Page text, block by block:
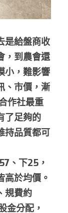
是給盤商收
，到農會還
小，難影響
、市價，漸
作社最重
了足夠的
持品質都可
、下25，
高於均價。
規費約
金分配，